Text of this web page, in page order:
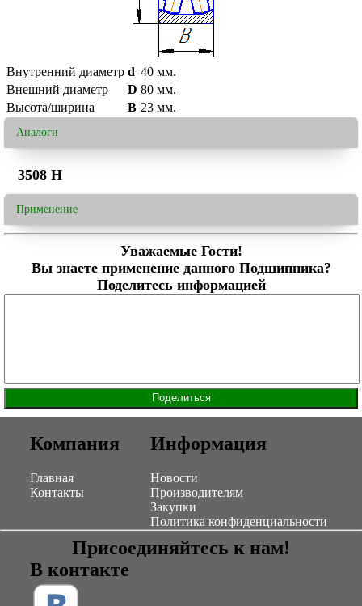
Внутренний диаметр d 40 мм.
Внешний диаметр
D 80 мм.
Высота/ширина
B 23 мм.
Аналоги
3508 H
Применение
Уважаемые Гости!
Вы знаете применение данного Подшипника?
Поделитесь информацией
Компания
Главная
Контакты
Информация
Новости
Производителям
Закупки
Политика конфиденциальности
Присоединяйтесь к нам!
В контакте